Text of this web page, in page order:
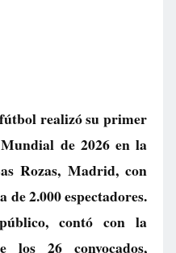
realizó su primer
de 2026 en la
Rozas, Madrid, con
2.000 espectadores.
contó con la
los 26 convocados,